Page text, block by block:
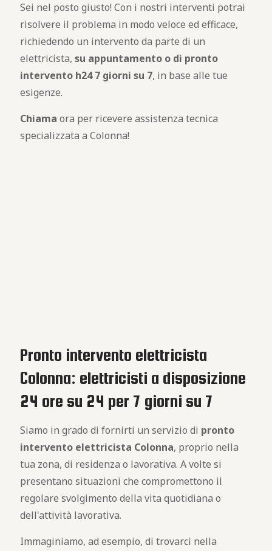
Sei nel posto giusto! Con i nostri interventi potrai
risolvere il problema in modo veloce ed efficace,
richiedendo un intervento da parte di un
elettricista, su appuntamento o di pronto
intervento h24 7 giorni su 7, in base alle tue
esigenze.
Chiama ora per ricevere assistenza tecnica
specializzata a Colonna!
Pronto intervento elettricista
Colonna: elettricisti a disposizione
24 ore su 24 per 7 giorni su 7
Siamo in grado di fornirti un servizio di pronto
intervento elettricista Colonna, proprio nella
tua zona, di residenza o lavorativa. A volte si
presentano situazioni che compromettono il
regolare svolgimento della vita quotidiana o
dell'attività lavorativa.
Immaginiamo, ad esempio, di trovarci nella